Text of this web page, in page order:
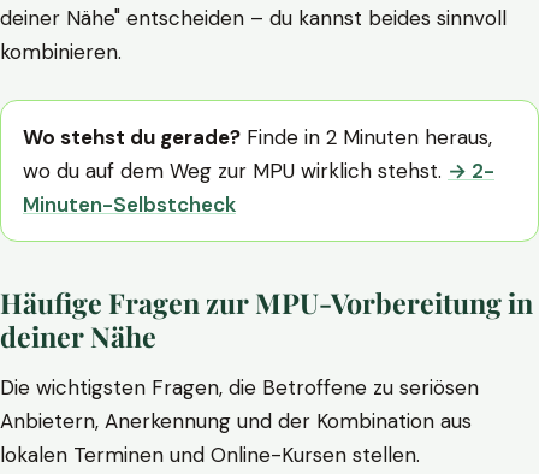
deiner Nähe" entscheiden – du kannst beides sinnvoll
kombinieren.
Wo stehst du gerade? Finde in 2 Minuten heraus,
wo du auf dem Weg zur MPU wirklich stehst. → 2-
Minuten-Selbstcheck
Häufige Fragen zur MPU-Vorbereitung in
deiner Nähe
Die wichtigsten Fragen, die Betroffene zu seriösen
Anbietern, Anerkennung und der Kombination aus
lokalen Terminen und Online-Kursen stellen.